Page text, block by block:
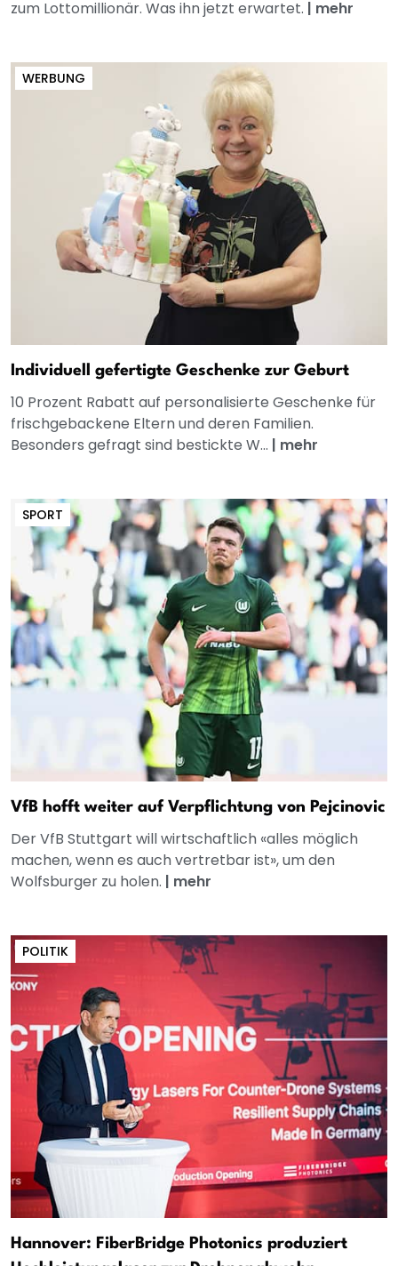
zum Lottomillionär. Was ihn jetzt erwartet. | mehr
WERBUNG
Individuell gefertigte Geschenke zur Geburt
10 Prozent Rabatt auf personalisierte Geschenke für
frischgebackene Eltern und deren Familien.
Besonders gefragt sind bestickte W... | mehr
SPORT
VfB hofft weiter auf Verpflichtung von Pejcinovic
Der VfB Stuttgart will wirtschaftlich «alles möglich
machen, wenn es auch vertretbar ist», um den
Wolfsburger zu holen. | mehr
POLITIK
Hannover: FiberBridge Photonics produziert